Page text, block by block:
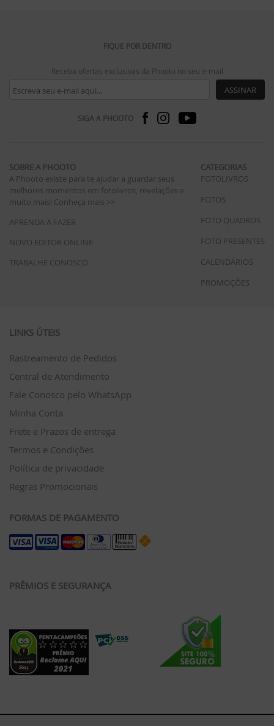
FIQUE POR DENTRO
Receba ofertas exclusivas da Phooto no seu e-mail
ASSINAR
SIGA A PHOOTO
SOBRE A PHOOTO
A Phooto existe para te ajudar a guardar seus
melhores momentos em fotolivros, revelações e
muito mais! Conheça mais >>
APRENDA A FAZER
NOVO EDITOR ONLINE
TRABALHE CONOSCO
CATEGORIAS
FOTOLIVROS
FOTOS
FOTO QUADROS
FOTO PRESENTES
CALENDÁRIOS
PROMOÇÕES
LINKS ÚTEIS
Rastreamento de Pedidos
Central de Atendimento
Fale Conosco pelo WhatsApp
Minha Conta
Frete e Prazos de entrega
Termos e Condições
Política de privacidade
Regras Promocionais
FORMAS DE PAGAMENTO
PRÊMIOS E SEGURANÇA